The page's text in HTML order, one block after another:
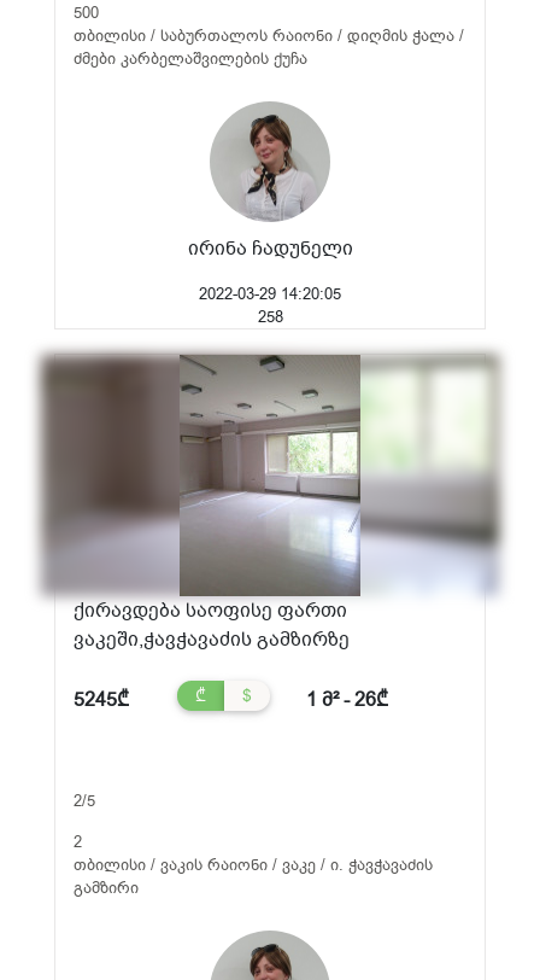
500
თბილისი / საბურთალოს რაიონი / დიღმის ჭალა /
ძმები კარბელაშვილების ქუჩა
ირინა ჩადუნელი
2022-03-29 14:20:05
258
ქირავდება საოფისე ფართი
ვაკეში,ჭავჭავაძის გამზირზე
5245₾ ₾ $ 1 მ² - 26₾
2/5
2
თბილისი / ვაკის რაიონი / ვაკე / ი. ჭავჭავაძის
გამზირი